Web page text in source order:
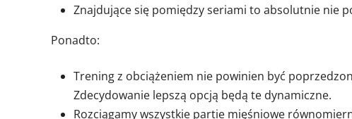
Znajdujące się pomiędzy seriami to absolutnie nie
Ponadto:
Trening z obciążeniem nie powinien być
Zdecydowanie lepszą opcją będą te dynamiczne.
Rozciągamy wszystkie partie mięśniowe